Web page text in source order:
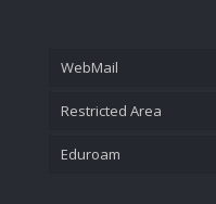
WebMail
Restricted Area
Eduroam